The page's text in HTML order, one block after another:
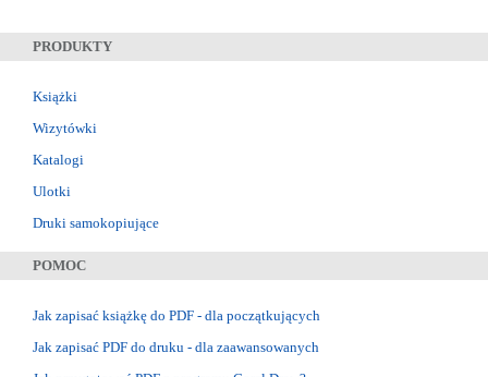
PRODUKTY
Książki
Wizytówki
Katalogi
Ulotki
Druki samokopiujące
POMOC
Jak zapisać książkę do PDF - dla początkujących
Jak zapisać PDF do druku - dla zaawansowanych